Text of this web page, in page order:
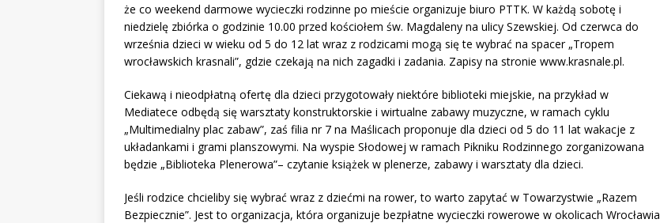
że co weekend darmowe wycieczki rodzinne po mieście organizuje biuro PTTK. W każdą sobotę i
niedzielę zbiórka o godzinie 10.00 przed kościołem św. Magdaleny na ulicy Szewskiej. Od czerwca do
września dzieci w wieku od 5 do 12 lat wraz z rodzicami mogą się te wybrać na spacer „Tropem
wrocławskich krasnali”, gdzie czekają na nich zagadki i zadania. Zapisy na stronie www.krasnale.pl.
Ciekawą i nieodpłatną ofertę dla dzieci przygotowały niektóre biblioteki miejskie, na przykład w
Mediatece odbędą się warsztaty konstruktorskie i wirtualne zabawy muzyczne, w ramach cyklu
„Multimedialny plac zabaw”, zaś filia nr 7 na Maślicach proponuje dla dzieci od 5 do 11 lat wakacje z
układankami i grami planszowymi. Na wyspie Słodowej w ramach Pikniku Rodzinnego zorganizowana
będzie „Biblioteka Plenerowa”– czytanie książek w plenerze, zabawy i warsztaty dla dzieci.
Jeśli rodzice chcieliby się wybrać wraz z dziećmi na rower, to warto zapytać w Towarzystwie „Razem
Bezpiecznie”. Jest to organizacja, która organizuje bezpłatne wycieczki rowerowe w okolicach Wrocławia